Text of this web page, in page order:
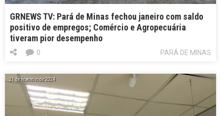
GRNEWS TV: Pará de Minas fechou janeiro com saldo
positivo de empregos; Comércio e Agropecuária
tiveram pior desempenho
PARÁ DE MINAS
0
21 de fevereiro de 2024